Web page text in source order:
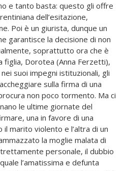
e tanto basta: questo gli offre
dell’esitazione,
Poi è un giurista, dunque un
garantisce la decisione di non
soprattutto ora che è
figlia, Dorotea (Anna Ferzetti),
suoi impegni istituzionali, gli
sulla firma di una
non poco tormento. Ma ci
le ultime giornate del
una in favore di una
il marito violento e l’altra di un
la moglie malata di
personale, il dubbio
l’amatissima e defunta